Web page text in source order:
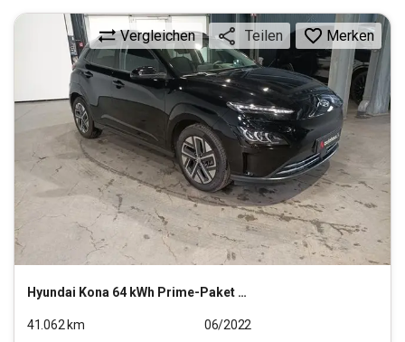
Hyundai Kona 64 kWh Prime-Paket Elektro 2WD
Vergleichen Teilen Merken
41.062km
06/2022